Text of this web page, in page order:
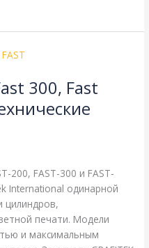
300, Fast
200, FAST-300 и FAST-
International одинарной
цилиндров,
печати. Модели
и максимальным